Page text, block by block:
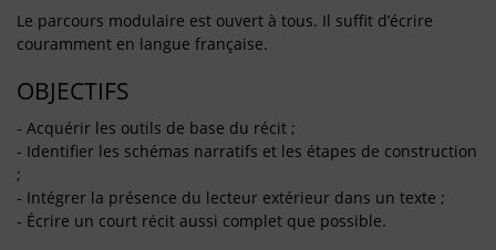
Le parcours modulaire est ouvert à tous. Il suffit d’écrire
couramment en langue française.
OBJECTIFS
- Acquérir les outils de base du récit ;
- Identifier les schémas narratifs et les étapes de construction
;
- Intégrer la présence du lecteur extérieur dans un texte ;
- Écrire un court récit aussi complet que possible.